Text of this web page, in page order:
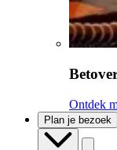
Ontdek
Plan je bezoek